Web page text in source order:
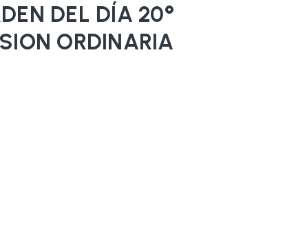
DEL DÍA 20°
ORDINARIA